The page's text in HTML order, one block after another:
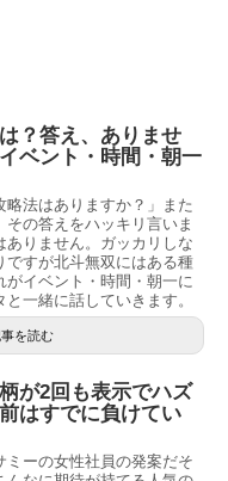
？答え、ありませ
ベント・時間・朝一
略法はありますか？」また
その答えをハッキリ言いま
りません。ガッカリしな
ですが北斗無双にはある種
イベント・時間・朝一に
一緒に話していきます。
を読む
が2回も表示でハズ
はすでに負けてい
ーの女性社員の発案だそ